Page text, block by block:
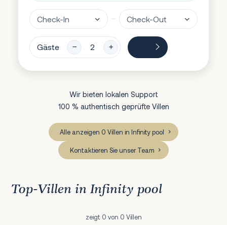
Gäste
Wir bieten lokalen Support
100 % authentisch geprüfte Villen
Alle anzeigen 0 Villen in Infinity pool
Kontaktieren Sie unser Team
Top-Villen in Infinity pool
zeigt 0 von 0 Villen